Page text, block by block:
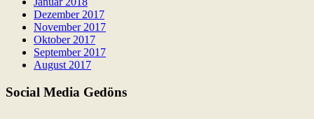
Dezember 2017
November 2017
Oktober 2017
September 2017
August 2017
Social Media Gedöns